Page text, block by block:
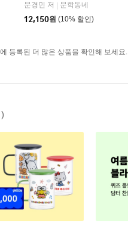
문경민 저
문학동네
12,150원 (10% 할인)
등록된 더 많은 상품을 확인해 보세요.